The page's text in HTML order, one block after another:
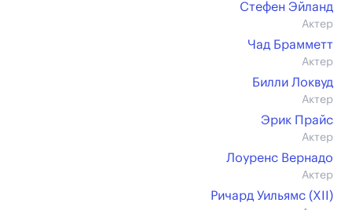
Стефен Эйланд
Актер
Чад Брамметт
Актер
Билли Локвуд
Актер
Эрик Прайс
Актер
Лоуренс Вернадо
Актер
Ричард Уильямс (XII)